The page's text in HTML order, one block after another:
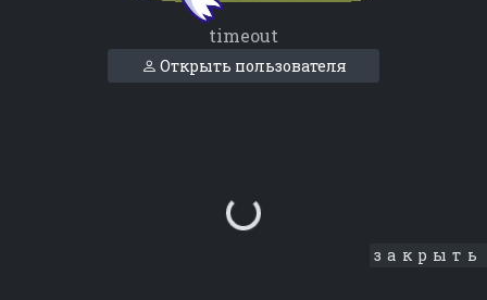
timeout
Открыть пользователя
Loading...
закрыть